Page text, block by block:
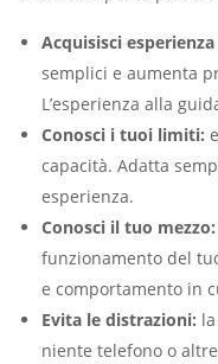
Acquisisci
semplici e aumenta
L’esperienza alla
Conosci i tuoi limiti:
capacità. Adatta
esperienza.
Conosci il tuo mezzo:
funzionamento del
e comportamento in
Evita le distrazioni:
niente telefono o